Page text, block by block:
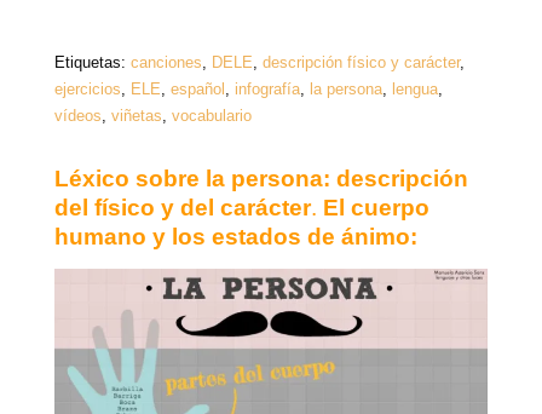
Etiquetas: canciones, DELE, descripción físico y carácter,
ejercicios, ELE, español , infografía, la persona, lengua,
vídeos, viñetas, vocabulario
Léxico sobre la persona: descripción
del físico y del carácter. El cuerpo
humano y los estados de ánimo: